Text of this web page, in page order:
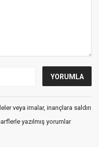
veya imalar, inançlara saldırı
yazılmış yorumlar